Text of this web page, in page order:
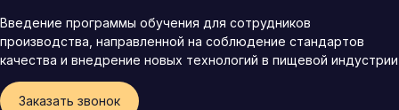
Введение программы обучения для сотрудников
производства, направленной на соблюдение стандартов
качества и внедрение новых технологий в пищевой индустрии
Заказать звонок